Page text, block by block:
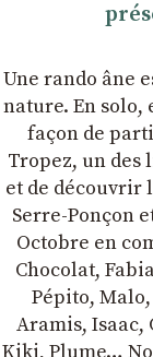
Une rando âne
nature. En solo,
façon de
Tropez, un des
et de découvrir
Serre-Ponçon
Octobre en
Chocolat,
Pépito,
Aramis, Isaac,